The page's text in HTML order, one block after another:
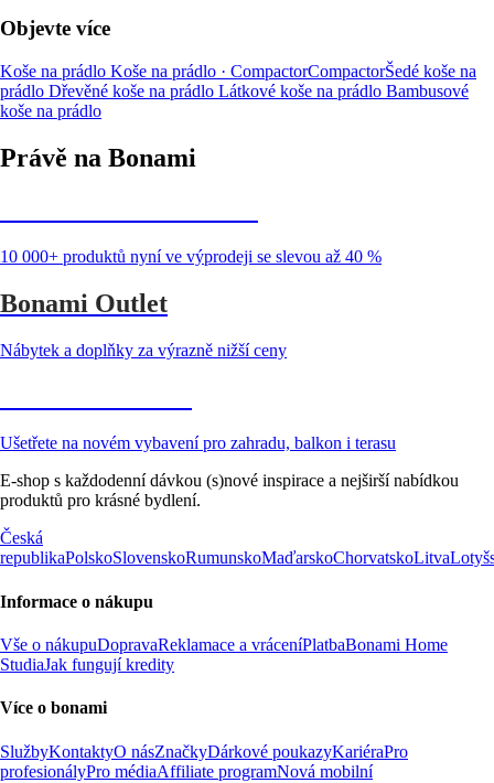
Objevte více
Koše na prádlo Koše na prádlo · CompactorCompactorŠedé koše na
prádlo Dřevěné koše na prádlo Látkové koše na prádlo Bambusové
koše na prádlo
Právě na Bonami
10 000+ produktů nyní ve výprodeji se slevou až 40 %
Bonami Outlet
Nábytek a doplňky za výrazně nižší ceny
Ušetřete na novém vybavení pro zahradu, balkon i terasu
E-shop s každodenní dávkou (s)nové inspirace a nejširší nabídkou
produktů pro krásné bydlení.
Česká
republikaPolskoSlovenskoRumunskoMaďarskoChorvatskoLitva
Informace o nákupu
Vše o nákupuDopravaReklamace a vráceníPlatbaBonami Home
StudiaJak fungují kredity
Více o bonami
SlužbyKontaktyO násZnačkyDárkové poukazyKariéraPro
profesionályPro médiaAffiliate programNová mobilní